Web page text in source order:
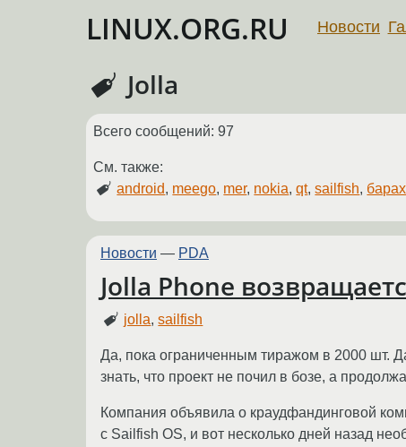
LINUX.ORG.RU Новости
Jolla
Всего сообщений: 97
См. также:
android, meego, mer, nokia,qt,sailfish,
Новости — PDA
Jolla Phone
jolla,sailfish
Да, пока ограниченным тиражом в 2000 шт.
знать, что проект не почил в бозе, а
Компания объявила о краудфандинговой
с Sailfish OS, и вот несколько дней назад